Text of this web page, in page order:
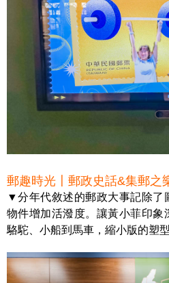
郵趣時光〡郵政史話&集郵之
▼分年代敘述的郵政大事記除了
物件增加活潑度。讓黃小菲印象
駱駝、小船到馬車，縮小版的塑